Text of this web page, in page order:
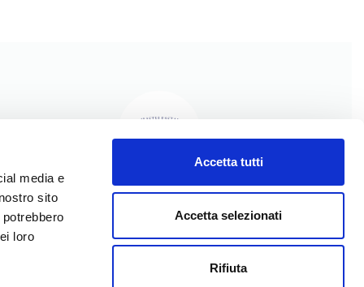
media e
sito
loro
Accetta tutti
Accetta selezionati
Rifiuta
I NOSTRI VALORI
LA NOSTRA STORIA